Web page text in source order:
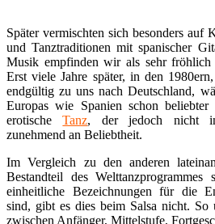
Später vermischten sich besonders auf
und Tanztraditionen mit spanischer
Musik empfinden wir als sehr fröhlich
Erst viele Jahre später, in den
endgültig zu uns nach Deutschland,
Europas wie Spanien schon
erotischeTanz, der jedoch nicht
zunehmend an Beliebtheit.
Im Vergleich zu den anderen
Bestandteil des
einheitliche Bezeichnungen für die
sind, gibt es dies beim Salsa nicht. So
zwischen Anfänger, Mittelstufe,